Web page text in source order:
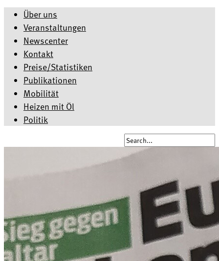
Über uns
Veranstaltungen
Newscenter
Kontakt
Preise/Statistiken
Publikationen
Mobilität
Heizen mit Öl
Politik